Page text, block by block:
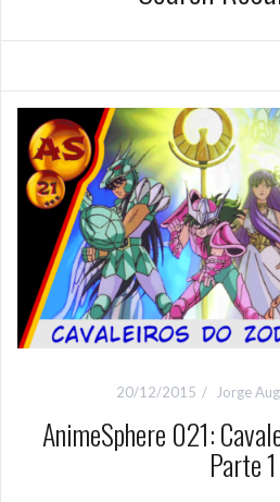
20/12/2015 Jorge
AnimeSphere 021:
Parte 1